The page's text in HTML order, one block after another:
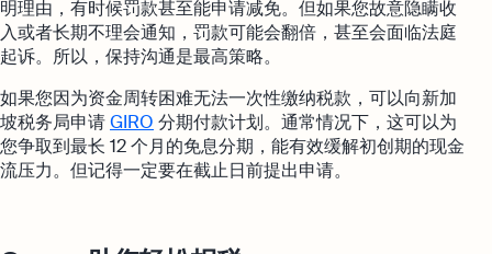
明理由，有时候罚款甚至能申请减免。但如果您故意隐瞒收
入或者长期不理会通知，罚款可能会翻倍，甚至会面临法庭
起诉。所以，保持沟通是最高策略。
如果您因为资金周转困难无法一次性缴纳税款，可以向新加
坡税务局申请GIRO 分期付款计划。通常情况下，这可以为
您争取到最长 12 个月的免息分期，能有效缓解初创期的现金
流压力。但记得一定要在截止日前提出申请。